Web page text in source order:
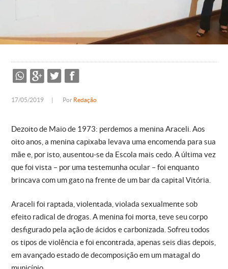
17/05/2019 Por Redação
Dezoito de Maio de 1973: perdemos a menina Araceli. Aos
oito anos, a menina capixaba levava uma encomenda para sua
mãe e, por isto, ausentou-se da Escola mais cedo. A última vez
que foi vista – por uma testemunha ocular – foi enquanto
brincava com um gato na frente de um bar da capital Vitória.
Araceli foi raptada, violentada, violada sexualmente sob
efeito radical de drogas. A menina foi morta, teve seu corpo
desfigurado pela ação de ácidos e carbonizada. Sofreu todos
os tipos de violência e foi encontrada, apenas seis dias depois,
em avançado estado de decomposição em um matagal do